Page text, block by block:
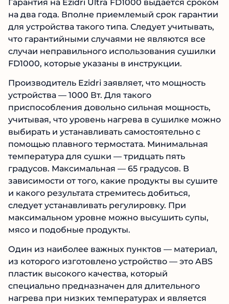
Гарантия на Ezidri Ultra FD1000 выдается сроком
на два года. Вполне приемлемый срок гарантии
для устройства такого типа. Следует учитывать,
что гарантийными случаями не являются все
случаи неправильного использования сушилки
FD1000, которые указаны в инструкции.
Производитель Ezidri заявляет, что мощность
устройства — 1000 Вт. Для такого
приспособления довольно сильная мощность,
учитывая, что уровень нагрева в сушилке можно
выбирать и устанавливать самостоятельно с
помощью плавного термостата. Минимальная
температура для сушки — тридцать пять
градусов. Максимальная — 65 градусов. В
зависимости от того, какие продукты вы сушите
и какого результата стремитесь добиться,
следует устанавливать регулировку. При
максимальном уровне можно высушить супы,
мясо и подобные продукты.
Один из наиболее важных пунктов — материал,
из которого изготовлено устройство — это ABS
пластик высокого качества, который
специально предназначен для длительного
нагрева при низких температурах и является